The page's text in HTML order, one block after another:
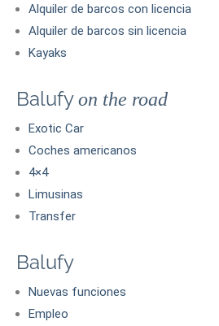
Alquiler de barcos con licencia
Alquiler de barcos sin licencia
Kayaks
Balufyon the road
Exotic Car
Coches americanos
4×4
Limusinas
Transfer
Balufy
Nuevas funciones
Empleo